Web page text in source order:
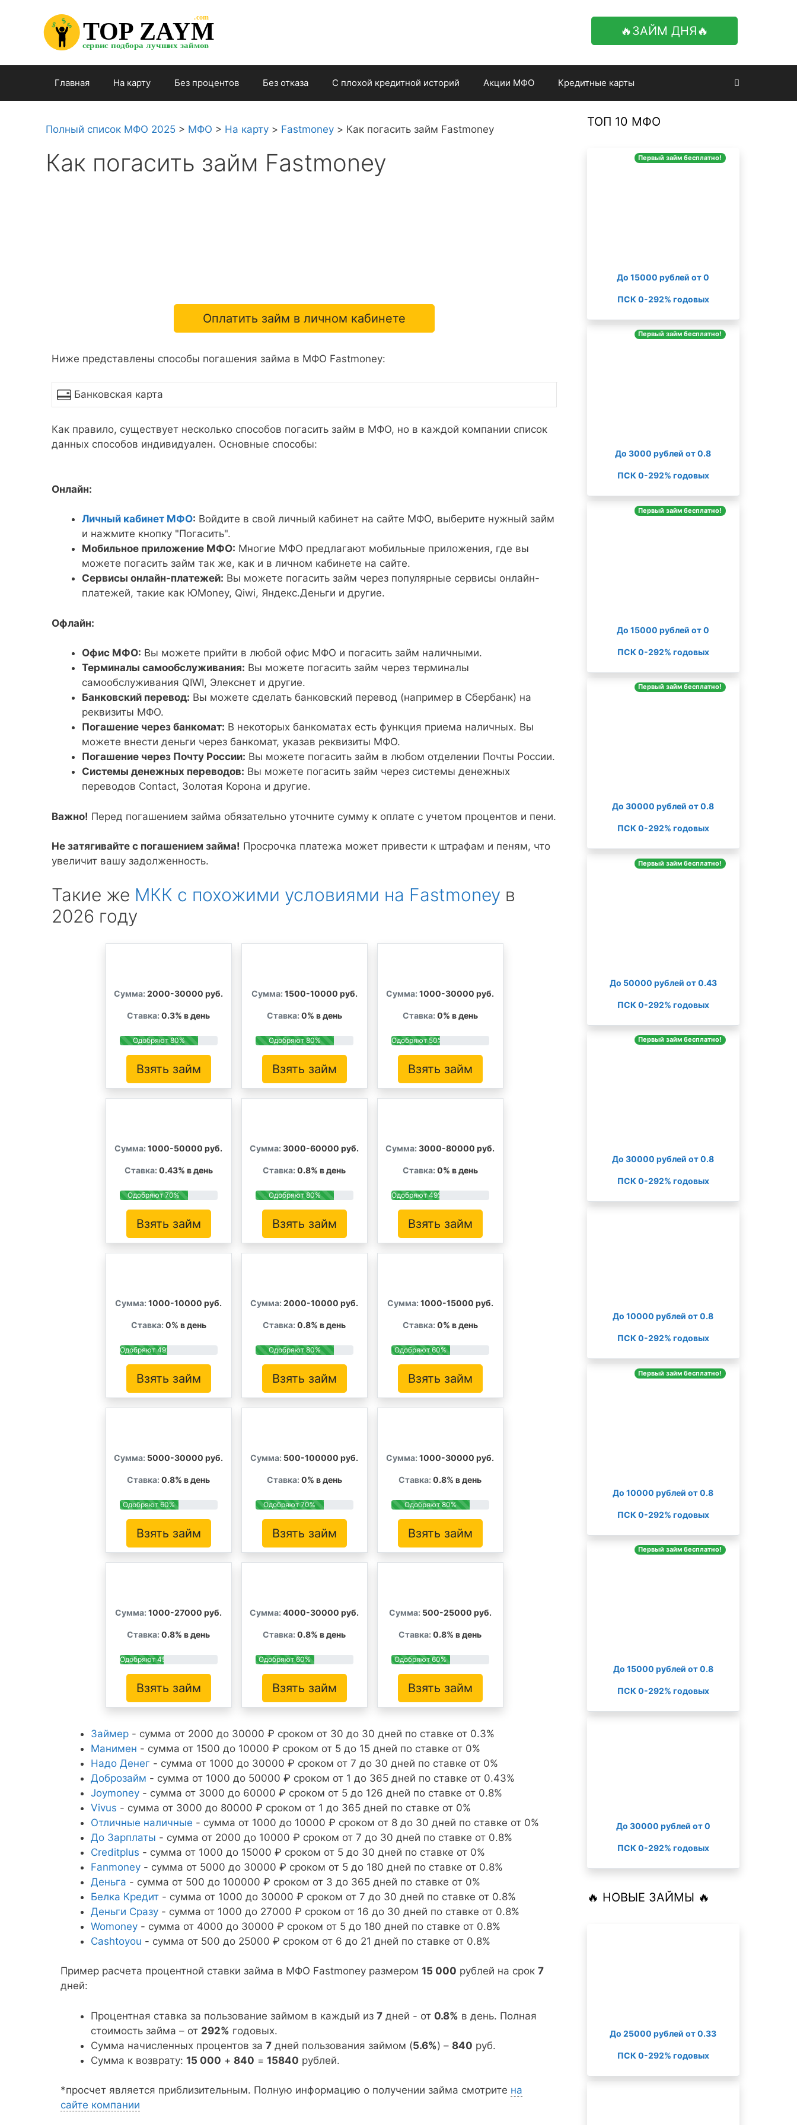
содержимому
🔥ЗАЙМ ДНЯ🔥
TOP ZAYM
сервис подбора лучших займов
.com
$
$
$
Главная На карту Без процентов Без отказа С плохой кредитной историй Акции МФО Кредитные карты
Полный список МФО 2025 > МФО > На карту > Fastmoney > Как погасить займ Fastmoney
Как погасить займ Fastmoney
Оплатить займ в личном кабинете
Ниже представлены способы погашения займа в МФО Fastmoney:
Банковская карта
Как правило, существует несколько способов погасить займ в МФО, но в каждой компании список
данных способов индивидуален. Основные способы:
Онлайн:
Личный кабинет МФО: Войдите в свой личный кабинет на сайте МФО, выберите нужный займ
и нажмите кнопку "Погасить".
Мобильное приложение МФО: Многие МФО предлагают мобильные приложения, где вы
можете погасить займ так же, как и в личном кабинете на сайте.
Сервисы онлайн-платежей: Вы можете погасить займ через популярные сервисы онлайн-
платежей, такие как ЮMoney, Qiwi, Яндекс.Деньги и другие.
Офлайн:
Офис МФО: Вы можете прийти в любой офис МФО и погасить займ наличными.
Терминалы самообслуживания: Вы можете погасить займ через терминалы
самообслуживания QIWI, Элекснет и другие.
Банковский перевод: Вы можете сделать банковский перевод (например в Сбербанк) на
реквизиты МФО.
Погашение через банкомат: В некоторых банкоматах есть функция приема наличных. Вы
можете внести деньги через банкомат, указав реквизиты МФО.
Погашение через Почту России: Вы можете погасить займ в любом отделении Почты России.
Системы денежных переводов: Вы можете погасить займ через системы денежных
переводов Contact, Золотая Корона и другие.
Важно! Перед погашением займа обязательно уточните сумму к оплате с учетом процентов и пени.
Не затягивайте с погашением займа! Просрочка платежа может привести к штрафам и пеням, что
увеличит вашу задолженность.
Такие же МКК с похожими условиями на Fastmoney в
2026 году
Сумма: 2000-30000 руб.
Ставка: 0.3% в день
Одобряют 80%
Взять займ
Сумма: 1500-10000 руб.
Ставка: 0% в день
Одобряют 80%
Взять займ
Сумма: 1000-30000 руб.
Ставка: 0% в день
Одобряют 50%
Взять займ
Сумма: 1000-50000 руб.
Ставка: 0.43% в день
Одобряют 70%
Взять займ
Сумма: 3000-60000 руб.
Ставка: 0.8% в день
Одобряют 80%
Взять займ
Сумма: 3000-80000 руб.
Ставка: 0% в день
Одобряют 49%
Взять займ
Сумма: 1000-10000 руб.
Ставка: 0% в день
Одобряют 49%
Взять займ
Сумма: 2000-10000 руб.
Ставка: 0.8% в день
Одобряют 80%
Взять займ
Сумма: 1000-15000 руб.
Ставка: 0% в день
Одобряют 60%
Взять займ
Сумма: 5000-30000 руб.
Ставка: 0.8% в день
Одобряют 60%
Взять займ
Сумма: 500-100000 руб.
Ставка: 0% в день
Одобряют 70%
Взять займ
Сумма: 1000-30000 руб.
Ставка: 0.8% в день
Одобряют 80%
Взять займ
Сумма: 1000-27000 руб.
Ставка: 0.8% в день
Одобряют 45%
Взять займ
Сумма: 4000-30000 руб.
Ставка: 0.8% в день
Одобряют 60%
Взять займ
Сумма: 500-25000 руб.
Ставка: 0.8% в день
Одобряют 60%
Взять займ
Займер - сумма от 2000 до 30000 ₽ сроком от 30 до 30 дней по ставке от 0.3%
Манимен - сумма от 1500 до 10000 ₽ сроком от 5 до 15 дней по ставке от 0%
Надо Денег - сумма от 1000 до 30000 ₽ сроком от 7 до 30 дней по ставке от 0%
Доброзайм - сумма от 1000 до 50000 ₽ сроком от 1 до 365 дней по ставке от 0.43%
Joymoney - сумма от 3000 до 60000 ₽ сроком от 5 до 126 дней по ставке от 0.8%
Vivus - сумма от 3000 до 80000 ₽ сроком от 1 до 365 дней по ставке от 0%
Отличные наличные - сумма от 1000 до 10000 ₽ сроком от 8 до 30 дней по ставке от 0%
До Зарплаты - сумма от 2000 до 10000 ₽ сроком от 7 до 30 дней по ставке от 0.8%
Creditplus - сумма от 1000 до 15000 ₽ сроком от 5 до 30 дней по ставке от 0%
Fanmoney - сумма от 5000 до 30000 ₽ сроком от 5 до 180 дней по ставке от 0.8%
Деньга - сумма от 500 до 100000 ₽ сроком от 3 до 365 дней по ставке от 0%
Белка Кредит - сумма от 1000 до 30000 ₽ сроком от 7 до 30 дней по ставке от 0.8%
Деньги Сразу - сумма от 1000 до 27000 ₽ сроком от 16 до 30 дней по ставке от 0.8%
Womoney - сумма от 4000 до 30000 ₽ сроком от 5 до 180 дней по ставке от 0.8%
Cashtoyou - сумма от 500 до 25000 ₽ сроком от 6 до 21 дней по ставке от 0.8%
Пример расчета процентной ставки займа в МФО Fastmoney размером 15 000 рублей на срок 7
дней:
Процентная ставка за пользование займом в каждый из 7 дней - от 0.8% в день. Полная
стоимость займа – от 292% годовых.
Сумма начисленных процентов за 7 дней пользования займом (5.6%) – 840 руб.
Сумма к возврату: 15 000 + 840 = 15840 рублей.
*просчет является приблизительным. Полную информацию о получении займа смотрите на
сайте компании
ТОП 10 МФО
Первый займ бесплатно!
До 15000 рублей от 0
ПСК 0-292% годовых
Первый займ бесплатно!
До 3000 рублей от 0.8
ПСК 0-292% годовых
Первый займ бесплатно!
До 15000 рублей от 0
ПСК 0-292% годовых
Первый займ бесплатно!
До 30000 рублей от 0.8
ПСК 0-292% годовых
Первый займ бесплатно!
До 50000 рублей от 0.43
ПСК 0-292% годовых
Первый займ бесплатно!
До 30000 рублей от 0.8
ПСК 0-292% годовых
До 10000 рублей от 0.8
ПСК 0-292% годовых
Первый займ бесплатно!
До 10000 рублей от 0.8
ПСК 0-292% годовых
Первый займ бесплатно!
До 15000 рублей от 0.8
ПСК 0-292% годовых
До 30000 рублей от 0
ПСК 0-292% годовых
🔥 НОВЫЕ ЗАЙМЫ 🔥
До 25000 рублей от 0.33
ПСК 0-292% годовых